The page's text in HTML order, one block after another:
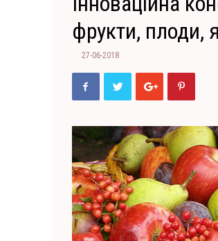
фрукти, плоди,
27-06-2018